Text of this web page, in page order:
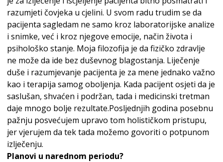
razumjeti čovjeka u cjelini. U svom radu trudim se da
pacijenta sagledam ne samo kroz laboratorijske analize
i snimke, već i kroz njegove emocije, način života i
psihološko stanje. Moja filozofija je da fizičko zdravlje
ne može da ide bez duševnog blagostanja. Liječenje
duše i razumjevanje pacijenta je za mene jednako važno
kao i terapija samog oboljenja. Kada pacijent osjeti da je
saslušan, shvaćen i podržan, tada i medicinski tretman
daje mnogo bolje rezultate.Posljednjih godina posebnu
pažnju posvećujem upravo tom holističkom pristupu,
jer vjerujem da tek tada možemo govoriti o potpunom
izlječenju.
Planovi u narednom periodu?